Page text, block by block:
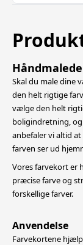
Skal du male dine
den helt rigtige
vælge den helt
boligindretning,
anbefaler vi altid
farven ser ud
Vores farvekort er
præcise farve og
forskellige farver.
Anvendelse
Farvekortene